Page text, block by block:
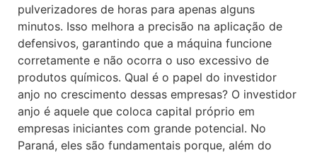
pulverizadores de horas para apenas alguns
minutos. Isso melhora a precisão na aplicação de
defensivos, garantindo que a máquina funcione
corretamente e não ocorra o uso excessivo de
produtos químicos. Qual é o papel do investidor
anjo no crescimento dessas empresas? O investidor
anjo é aquele que coloca capital próprio em
empresas iniciantes com grande potencial. No
Paraná, eles são fundamentais porque, além do